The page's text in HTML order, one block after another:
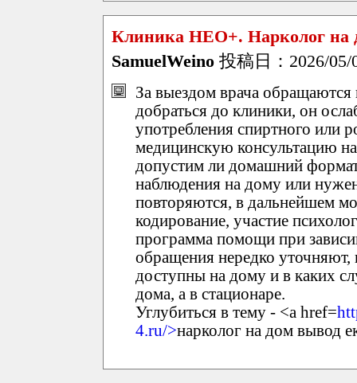
Клиника НЕО+. Нарколог на
SamuelWeino 投稿日：2026/
За выездом врача обращаются
добраться до клиники, он
употребления спиртного или
медицинскую консультацию
допустим ли домашний
наблюдения на дому или
повторяются, в дальнейшем
кодирование, участие
программа помощи при
обращения нередко уточняют,
доступны на дому и в каких
дома, а в стационаре.
Углубиться в тему - <a href=
4.ru/>нарколог на дом вывод